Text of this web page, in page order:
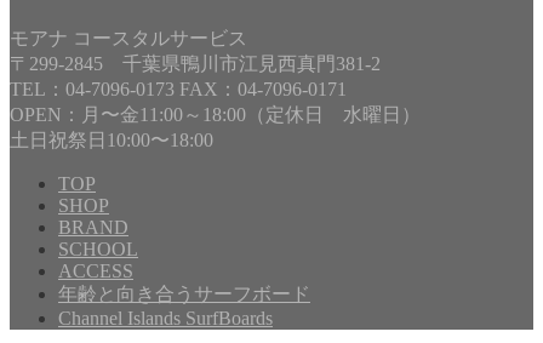
モアナ コースタルサービス
〒299-2845 千葉県鴨川市江見西真門381-2
TEL：04-7096-0173 FAX：04-7096-0171
OPEN：月〜金11:00～18:00（定休日 水曜日）
土日祝祭日10:00〜18:00
TOP
SHOP
BRAND
SCHOOL
ACCESS
年齢と向き合うサーフボード
Channel Islands SurfBoards